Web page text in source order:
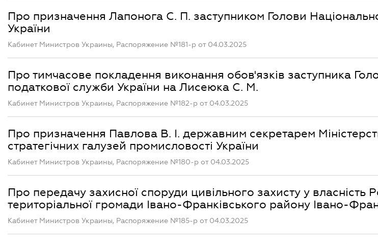
Про призначення Лапонога С. П. заступником Голови
України
Кабинет Министров Украины, Распоряжение №181-р от 04.03.2025
Про тимчасове покладення виконання обов'язків заступника
податкової служби України на Лисеюка С. М.
Кабинет Министров Украины, Распоряжение №182-р от 04.03.2025
Про призначення Павлова В. І. державним секретарем
стратегічних галузей промисловості України
Кабинет Министров Украины, Распоряжение №180-р от 04.03.2025
Про передачу захисної споруди цивільного захисту у власність
територіальної громади Івано-Франківського району Івано-
Кабинет Министров Украины, Распоряжение №185-р от 04.03.2025